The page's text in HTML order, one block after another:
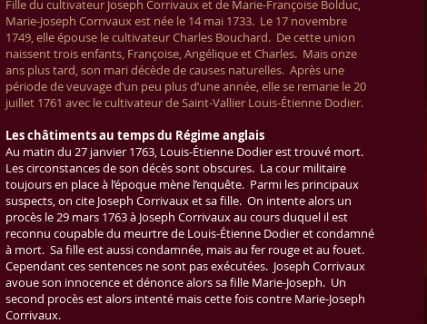
Fille du cultivateur Joseph Corrivaux et de Marie-Françoise Bolduc,
Marie-Joseph Corrivaux est née le 14 mai 1733. Le 17 novembre
1749, elle épouse le cultivateur Charles Bouchard. De cette union
naissent trois enfants, Françoise, Angélique et Charles. Mais onze
ans plus tard, son mari décède de causes naturelles. Après une
période de veuvage d’un peu plus d’une année, elle se remarie le 20
juillet 1761 avec le cultivateur de Saint-Vallier Louis-Étienne Dodier.
Les châtiments au temps du Régime anglais
Au matin du 27 janvier 1763, Louis-Étienne Dodier est trouvé mort.
Les circonstances de son décès sont obscures. La cour militaire
toujours en place à l’époque mène l’enquête. Parmi les principaux
suspects, on cite Joseph Corrivaux et sa fille. On intente alors un
procès le 29 mars 1763 à Joseph Corrivaux au cours duquel il est
reconnu coupable du meurtre de Louis-Étienne Dodier et condamné
à mort. Sa fille est aussi condamnée, mais au fer rouge et au fouet.
Cependant ces sentences ne sont pas exécutées. Joseph Corrivaux
avoue son innocence et dénonce alors sa fille Marie-Joseph. Un
second procès est alors intenté mais cette fois contre Marie-Joseph
Corrivaux.